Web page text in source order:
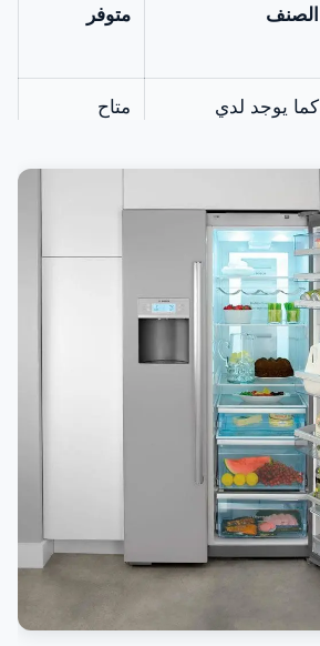
الصنف متوفر
كما يوجد لدي
الخارجي الأصلي
للثلاجة المقاوم
للصدأ والخدوش.
متاح
بالإضافة إلى ذلك،
متوفر لدينا الأرفف
الأصلية للثلاجة
المصنوعة من
البلاستيك أو
الستانلس ستيل
والزجاج المقوي.
كما توفر شركتنا
الأصلي للثلاجة بجميع
متاح